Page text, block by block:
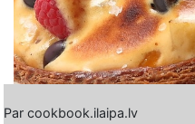
Par cookbook.ilaipa.lv